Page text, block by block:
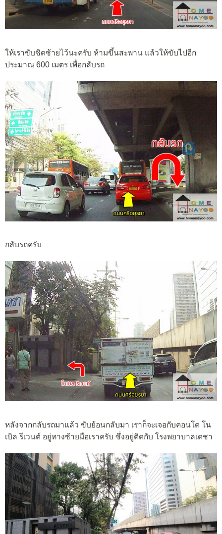
ให้เราขับชิดซ้ายไว้นะครับ ห้ามขึ้นสะพาน แล้วให้ขับไปอีก
ประมาณ 600 เมตร เพื่อกลับรถ
กลับรถครับ
หลังจากกลับรถมาแล้ว ขับย้อนกลับมา เราก็จะเจอกับคอนโด โน
เบิล รีเวนต์ อยู่ทางซ้ายมือเราครับ ซึ่งอยู่ติดกับ โรงพยาบาลเดชา